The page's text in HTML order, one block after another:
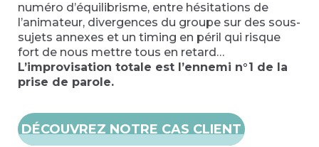
numéro d’équilibrisme, entre hésitations de
l’animateur, divergences du groupe sur des sous-
sujets annexes et un timing en péril qui risque
fort de nous mettre tous en retard…
L’improvisation totale est l’ennemi n°1 de la
prise de parole.
DÉCOUVREZ NOTRE CAS CLIENT